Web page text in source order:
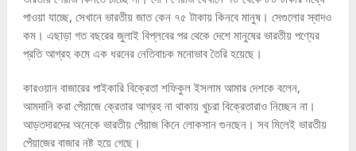
পাওয়া যাচ্ছে, সেখানে ভারতীয় জাত কেন ৭৫ টাকায় কিনবে মানুষ। সেগুলোর স্বাদও
কম। এছাড়া গত বছরের জুলাই বিপ্লবের পর থেকে দেশে মানুষের ভারতীয় পণ্যের
প্রতি আগ্রহ কমে এক ধরনের নেতিবাচক মনোভাব তৈরি হয়েছে।
কারওয়ান বাজারের পাইকারি বিক্রেতা শফিকুল ইসলাম আমার দেশকে বলেন,
আমদানি করা পেঁয়াজে ক্রেতার আগ্রহ না থাকায় খুচরা বিক্রেতারাও নিচ্ছেন না।
আড়তদারদের অনেকে ভারতীয় পেঁয়াজ কিনে লোকসান গুনছেন। সব মিলেই ভারতীয়
পেঁয়াজের বাজার নষ্ট হয়ে গেছে।